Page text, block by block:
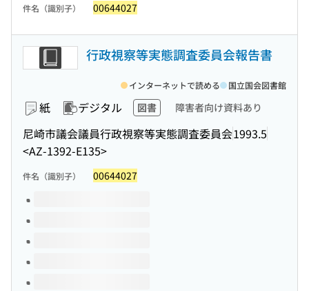
件名（識別子） 00644027
行政視察等実態調査委員会報告書
紙 デジタル 図書 障害者向け資料あり
尼崎市議会議員行政視察等実態調査委員会1993.5
<AZ-1392-E135>
インターネットで読める 国立国会図書館
件名（識別子） 00644027
このタイトルの巻号